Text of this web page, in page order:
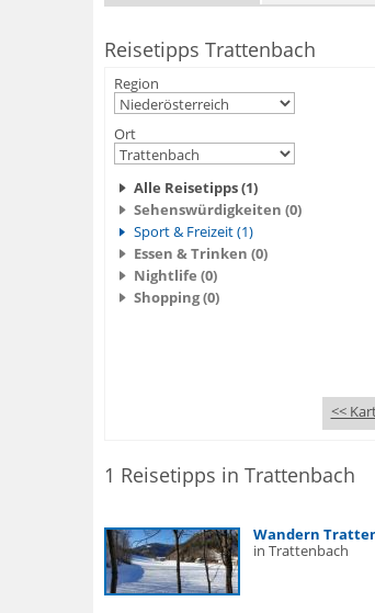
Reisetipps Trattenbach
Region
Ort
Alle Reisetipps (1)
Sehenswürdigkeiten (0)
Sport & Freizeit (1)
Essen & Trinken (0)
Nightlife (0)
Shopping (0)
<<
1 Reisetipps in Trattenbach
Wandern
in Trattenbach